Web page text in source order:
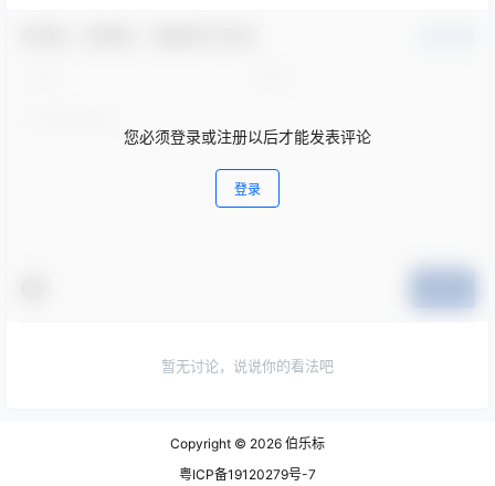
您必须登录或注册以后才能发表评论
登录
暂无讨论，说说你的看法吧
Copyright © 2026 伯乐标
粤ICP备19120279号-7